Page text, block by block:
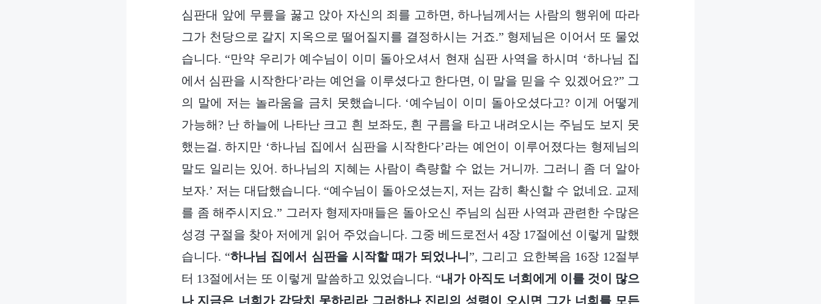
심판대 앞에 무릎을 꿇고 앉아 자신의 죄를 고하면, 하나님께서는 사람의 행위에 따라
그가 천당으로 갈지 지옥으로 떨어질지를 결정하시는 거죠.” 형제님은 이어서 또 물었
습니다. “만약 우리가 예수님이 이미 돌아오셔서 현재 심판 사역을 하시며 ‘하나님 집
에서 심판을 시작한다’라는 예언을 이루셨다고 한다면, 이 말을 믿을 수 있겠어요?” 그
의 말에 저는 놀라움을 금치 못했습니다. ‘예수님이 이미 돌아오셨다고? 이게 어떻게
가능해? 난 하늘에 나타난 크고 흰 보좌도, 흰 구름을 타고 내려오시는 주님도 보지 못
했는걸. 하지만 ‘하나님 집에서 심판을 시작한다’라는 예언이 이루어졌다는 형제님의
말도 일리는 있어. 하나님의 지혜는 사람이 측량할 수 없는 거니까. 그러니 좀 더 알아
보자.’ 저는 대답했습니다. “예수님이 돌아오셨는지, 저는 감히 확신할 수 없네요. 교제
를 좀 해주시지요.” 그러자 형제자매들은 돌아오신 주님의 심판 사역과 관련한 수많은
성경 구절을 찾아 저에게 읽어 주었습니다. 그중 베드로전서 4장 17절에선 이렇게 말했
습니다. “하나님 집에서 심판을 시작할 때가 되었나니”, 그리고 요한복음 16장 12절부
터 13절에서는 또 이렇게 말씀하고 있었습니다. “내가 아직도 너희에게 이를 것이 많으
나 지금은 너희가 감당치 못하리라 그러하나 진리의 성령이 오시면 그가 너희를 모든